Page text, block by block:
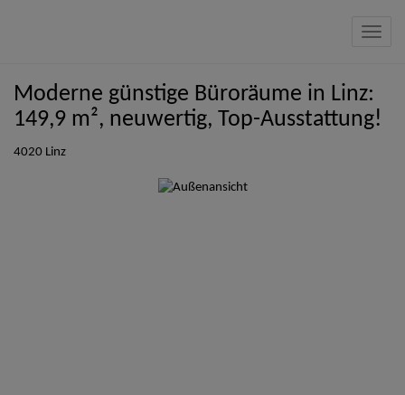
Moderne günstige Büroräume in Linz:
149,9 m², neuwertig, Top-Ausstattung!
4020 Linz